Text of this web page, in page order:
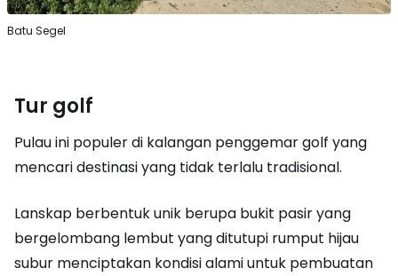
Batu Segel
Tur golf
Pulau ini populer di kalangan penggemar golf yang
mencari destinasi yang tidak terlalu tradisional.
Lanskap berbentuk unik berupa bukit pasir yang
bergelombang lembut yang ditutupi rumput hijau
subur menciptakan kondisi alami untuk pembuatan